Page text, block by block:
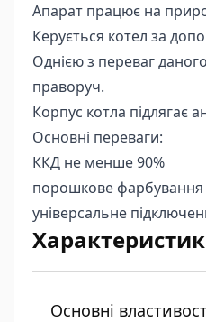
Апарат працює на
Керується котел за
Однією з переваг
праворуч.
Корпус котла підлягає
Основні переваги:
ККД не менше 90%
порошкове фарбування
універсальне
Основні